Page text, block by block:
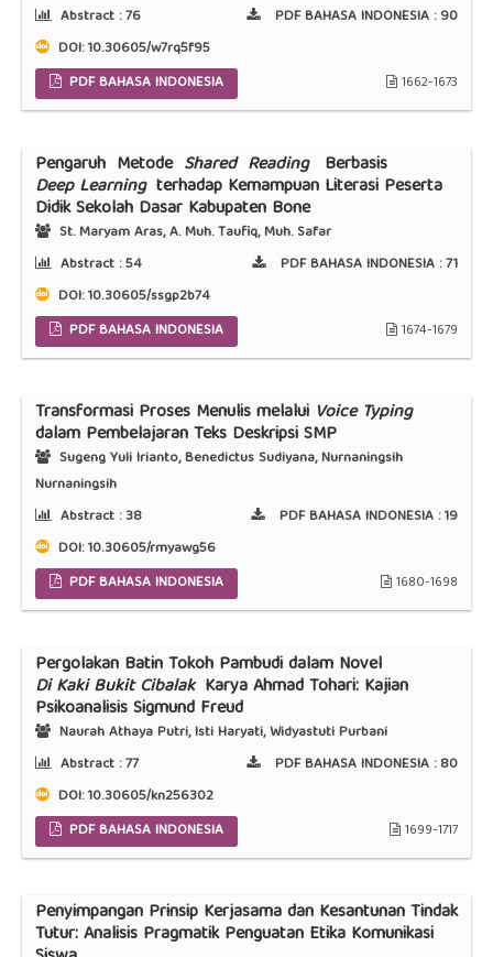
Abstract :76 PDF BAHASA INDONESIA :90
DOI:10.30605/w7rq5f95
PDF BAHASA INDONESIA
1662-1673
Pengaruh Metode Shared Reading Berbasis
Deep Learning terhadap Kemampuan Literasi Peserta
Didik Sekolah Dasar Kabupaten Bone
St. Maryam Aras, A. Muh. Taufiq, Muh. Safar
Abstract :54 PDF BAHASA INDONESIA :71
DOI:10.30605/ssgp2b74
PDF BAHASA INDONESIA
1674-1679
Transformasi Proses Menulis melalui Voice Typing
dalam Pembelajaran Teks Deskripsi SMP
Sugeng Yuli Irianto, Benedictus Sudiyana, Nurnaningsih
Nurnaningsih
Abstract :38 PDF BAHASA INDONESIA :19
DOI:10.30605/rmyawg56
PDF BAHASA INDONESIA
1680-1698
Pergolakan Batin Tokoh Pambudi dalam Novel
Di Kaki Bukit Cibalak Karya Ahmad Tohari: Kajian
Psikoanalisis Sigmund Freud
Naurah Athaya Putri, Isti Haryati, Widyastuti Purbani
Abstract :77 PDF BAHASA INDONESIA :80
DOI:10.30605/kn256302
PDF BAHASA INDONESIA
1699-1717
Penyimpangan Prinsip Kerjasama dan Kesantunan Tindak
Tutur: Analisis Pragmatik Penguatan Etika Komunikasi